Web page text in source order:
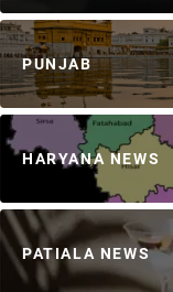
PUNJAB
HARYANA NEWS
PATIALA NEWS